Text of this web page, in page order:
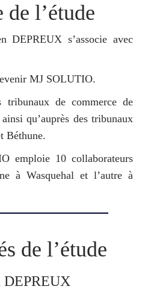
de l’étude
DEPREUX s’associe avec
MJ SOLUTIO.
tribunaux de commerce de
qu’auprès des tribunaux
Béthune.
emploie 10 collaborateurs
à Wasquehal et l’autre à
de l’étude
DEPREUX